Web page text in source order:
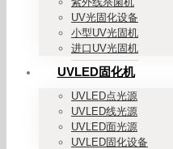
UV光固化设备
小型UV光固机
进口UV光固机
UVLED固化机
UVLED点光源
UVLED线光源
UVLED面光源
UVLED固化设备